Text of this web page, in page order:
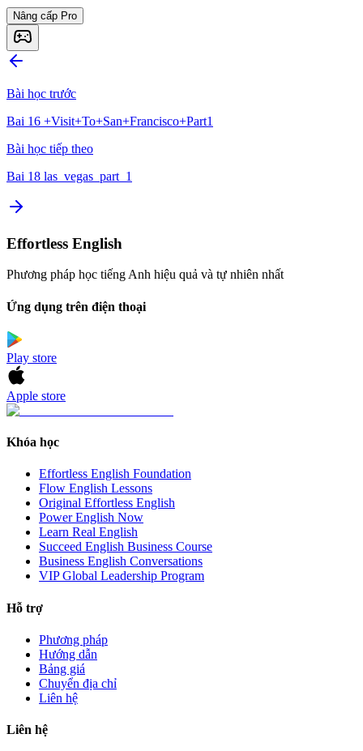
Nâng cấp Pro
Bài học trước
Bai 16 +Visit+To+San+Francisco+Part1
Bài học tiếp theo
Bai 18 las_vegas_part_1
Effortless English
Phương pháp học tiếng Anh hiệu quả và tự nhiên nhất
Ứng dụng trên điện thoại
Play store
Apple store
Khóa học
Effortless English Foundation
Flow English Lessons
Original Effortless English
Power English Now
Learn Real English
Succeed English Business Course
Business English Conversations
VIP Global Leadership Program
Hỗ trợ
Phương pháp
Hướng dẫn
Bảng giá
Chuyển địa chỉ
Liên hệ
Liên hệ